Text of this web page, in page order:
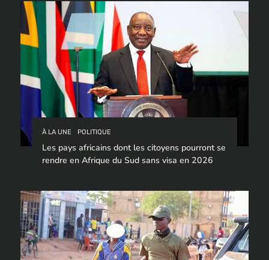
À LA UNE POLITIQUE
Les pays africains dont les citoyens pourront se
rendre en Afrique du Sud sans visa en 2026